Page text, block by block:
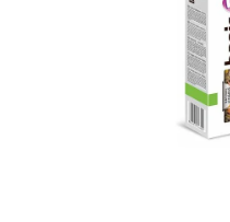
Chovatelské potřeby
Dětské zboží a hračky